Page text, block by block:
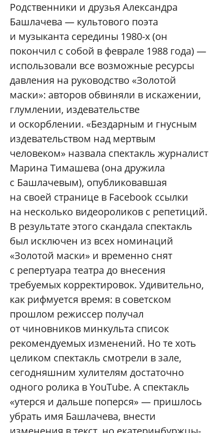
Родственники и друзья Александра
Башлачева — культового поэта
и музыканта середины 1980-х (он
покончил с собой в феврале 1988 года) —
использовали все возможные ресурсы
давления на руководство «Золотой
маски»: авторов обвиняли в искажении,
глумлении, издевательстве
и оскорблении. «Бездарным и гнусным
издевательством над мертвым
человеком» назвала спектакль журналист
Марина Тимашева (она дружила
с Башлачевым), опубликовавшая
на своей странице в Facebook ссылки
на несколько видеороликов с репетиций.
В результате этого скандала спектакль
был исключен из всех номинаций
«Золотой маски» и временно снят
с репертуара театра до внесения
требуемых корректировок. Удивительно,
как рифмуется время: в советском
прошлом режиссер получал
от чиновников минкульта список
рекомендуемых изменений. Но те хоть
целиком спектакль смотрели в зале,
сегодняшним хулителям достаточно
одного ролика в YouTube. А спектакль
«утерся и дальше поперся» — пришлось
убрать имя Башлачева, внести